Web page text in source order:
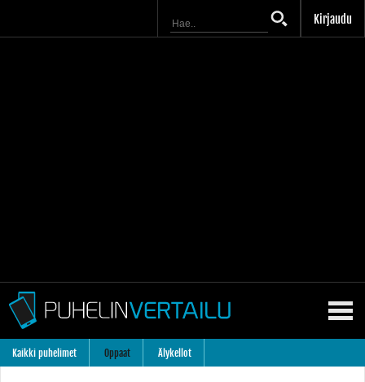
Kirjaudu
Kaikki puhelimet Oppaat Älykellot